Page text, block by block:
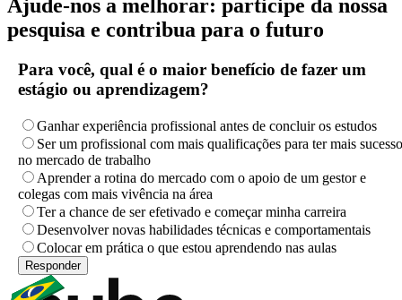
Ajude-nos a melhorar: participe da nossa
pesquisa e contribua para o futuro
Para você, qual é o maior benefício de fazer um
estágio ou aprendizagem?
Ganhar experiência profissional antes de concluir os estudos
Ser um profissional com mais qualificações para ter mais sucesso
no mercado de trabalho
Aprender a rotina do mercado com o apoio de um gestor e
colegas com mais vivência na área
Ter a chance de ser efetivado e começar minha carreira
Desenvolver novas habilidades técnicas e comportamentais
Colocar em prática o que estou aprendendo nas aulas